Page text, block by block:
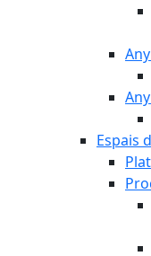
Espais